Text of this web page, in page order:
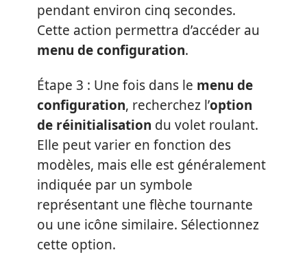
pendant environ cinq secondes.
Cette action permettra d’accéder au
menu de configuration.
Étape 3 : Une fois dans le menu de
configuration, recherchez l’option
de réinitialisation du volet roulant.
Elle peut varier en fonction des
modèles, mais elle est généralement
indiquée par un symbole
représentant une flèche tournante
ou une icône similaire. Sélectionnez
cette option.